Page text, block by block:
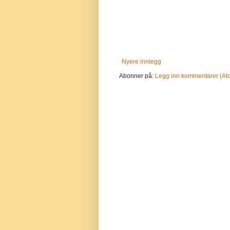
Nyere innlegg
Abonner på: Legg inn kommentarer